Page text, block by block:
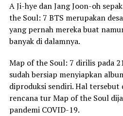
A Ji-hye dan Jang Joon-oh
the Soul: 7 BTS merupakan
yang pernah mereka buat
banyak di dalamnya.
Map of the Soul: 7 dirilis pada
sudah bersiap menyiapkan
diproduksi sendiri. Hal tersebut
rencana tur Map of the Soul
pandemi COVID-19.